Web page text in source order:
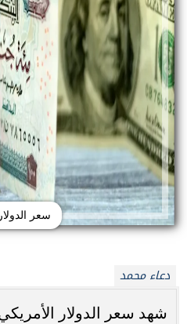
سعر
دعاء محمد
شهد سعر الدولار